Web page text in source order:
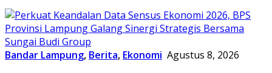
Bandar Lampung, Berita, Ekonomi Agustus 8, 2026